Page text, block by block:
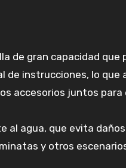
de gran capacidad que
de instrucciones, lo que
accesorios juntos
al agua, que evita
y otros